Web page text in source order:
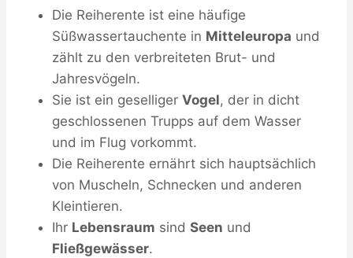
Die Reiherente ist eine häufige
Süßwassertauchente in Mitteleuropa und
zählt zu den verbreiteten Brut- und
Jahresvögeln.
Sie ist ein geselliger Vogel, der in dicht
geschlossenen Trupps auf dem Wasser
und im Flug vorkommt.
Die Reiherente ernährt sich hauptsächlich
von Muscheln, Schnecken und anderen
Kleintieren.
Ihr Lebensraum sind Seen und
Fließgewässer.